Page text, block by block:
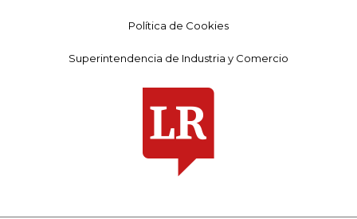
Política de Cookies
Superintendencia de Industria y Comercio